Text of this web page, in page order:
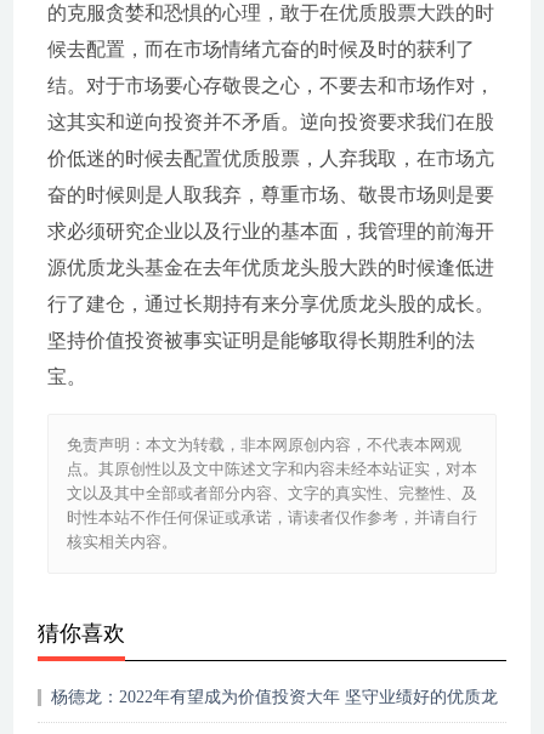
的克服贪婪和恐惧的心理，敢于在优质股票大跌的时
候去配置，而在市场情绪亢奋的时候及时的获利了
结。对于市场要心存敬畏之心，不要去和市场作对，
这其实和逆向投资并不矛盾。逆向投资要求我们在股
价低迷的时候去配置优质股票，人弃我取，在市场亢
奋的时候则是人取我弃，尊重市场、敬畏市场则是要
求必须研究企业以及行业的基本面，我管理的前海开
源优质龙头基金在去年优质龙头股大跌的时候逢低进
行了建仓，通过长期持有来分享优质龙头股的成长。
坚持价值投资被事实证明是能够取得长期胜利的法
宝。
免责声明：本文为转载，非本网原创内容，不代表本网观
点。其原创性以及文中陈述文字和内容未经本站证实，对本
文以及其中全部或者部分内容、文字的真实性、完整性、及
时性本站不作任何保证或承诺，请读者仅作参考，并请自行
核实相关内容。
猜你喜欢
杨德龙：2022年有望成为价值投资大年 坚守业绩好的优质龙